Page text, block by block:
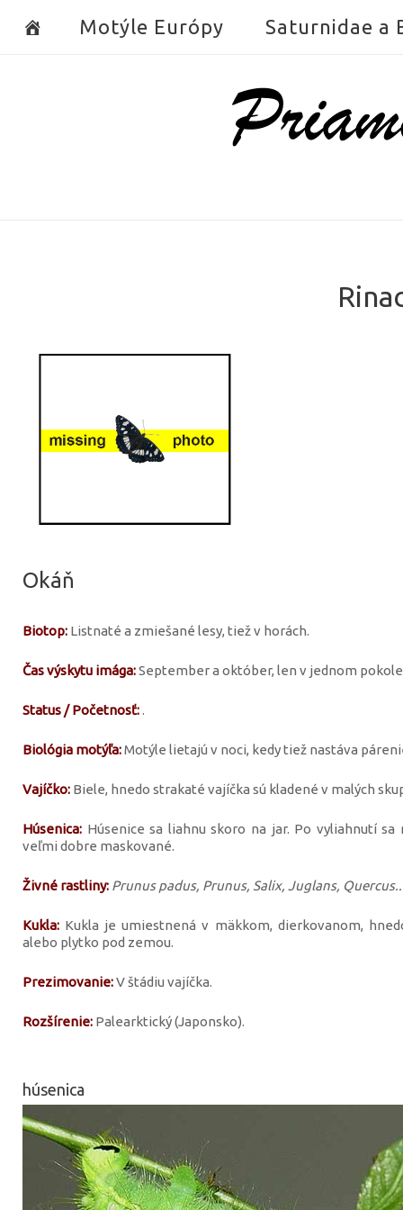
Motýle Európy Saturnidae a
Home
Okáň
Biotop: Listnaté a zmiešané lesy, tiež v horách.
Čas výskytu imága:September a október, len v jednom
Status / Početnosť:.
Biológia motýľa:Motýle lietajú v noci, kedy tiež nastáva
Vajíčko: Biele, hnedo strakaté vajíčka sú kladené v malých
Húsenica: Húsenice sa liahnu skoro na jar. Po vyliahnutí
veľmi dobre maskované.
Živné rastliny: Prunus padus, Prunus, Salix, Juglans,
Kukla: Kukla je umiestnená v mäkkom, dierkovanom,
alebo plytko pod zemou.
Prezimovanie:V štádiu vajíčka.
Rozšírenie: Palearktický (Japonsko).
húsenica